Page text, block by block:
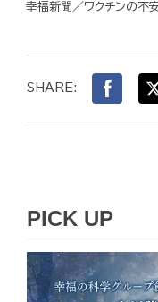
幸福新聞／ワクチンの不
SHARE:
PICK UP